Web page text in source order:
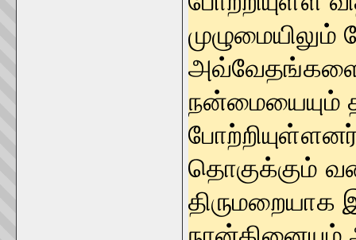
அவ்வேதங்களை
தொகுக்கும்
திருமறையாக